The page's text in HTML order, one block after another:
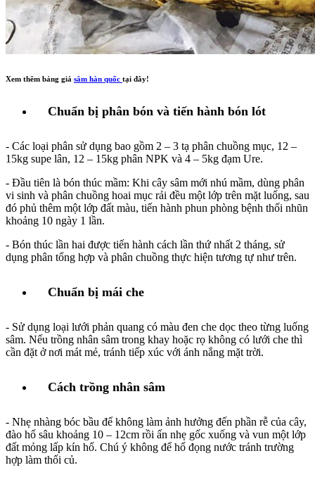
Xem thêm bảng giá sâm hàn quốc tại đây!
Chuẩn bị phân bón và tiến hành bón lót
- Các loại phân sử dụng bao gồm 2 – 3 tạ phân chuồng mục, 12 –
15kg supe lân, 12 – 15kg phân NPK và 4 – 5kg đạm Ure.
- Đầu tiên là bón thúc mầm: Khi cây sâm mới nhú mầm, dùng phân
vi sinh và phân chuồng hoai mục rải đều một lớp trên mặt luống, sau
đó phủ thêm một lớp đất màu, tiến hành phun phòng bệnh thối nhũn
khoảng 10 ngày 1 lần.
- Bón thúc lần hai được tiến hành cách lần thứ nhất 2 tháng, sử
dụng phân tổng hợp và phân chuồng thực hiện tương tự như trên.
Chuẩn bị mái che
- Sử dụng loại lưới phản quang có màu đen che dọc theo từng luống
sâm. Nếu trồng nhân sâm trong khay hoặc rọ không có lưới che thì
cần đặt ở nơi mát mẻ, tránh tiếp xúc với ánh nắng mặt trời.
Cách trồng nhân sâm
- Nhẹ nhàng bóc bầu để không làm ảnh hưởng đến phần rễ của cây,
đào hố sâu khoảng 10 – 12cm rồi ấn nhẹ gốc xuống và vun một lớp
đất mỏng lấp kín hố. Chú ý không để hố đọng nước tránh trường
hợp làm thối củ.